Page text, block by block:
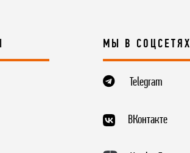
МЫ В СОЦСЕТЯХ
Telegram
ВКонтакте